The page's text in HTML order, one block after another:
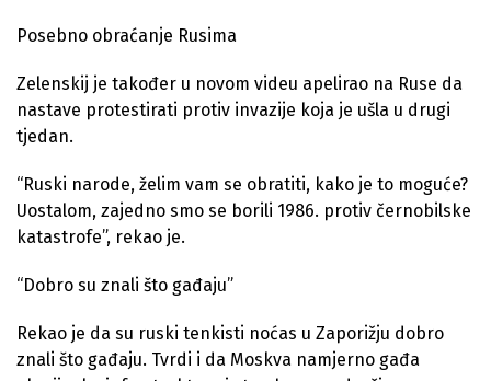
Posebno obraćanje Rusima
Zelenskij je također u novom videu apelirao na Ruse da
nastave protestirati protiv invazije koja je ušla u drugi
tjedan.
“Ruski narode, želim vam se obratiti, kako je to moguće?
Uostalom, zajedno smo se borili 1986. protiv černobilske
katastrofe”, rekao je.
“Dobro su znali što gađaju”
Rekao je da su ruski tenkisti noćas u Zaporižju dobro
znali što gađaju. Tvrdi i da Moskva namjerno gađa